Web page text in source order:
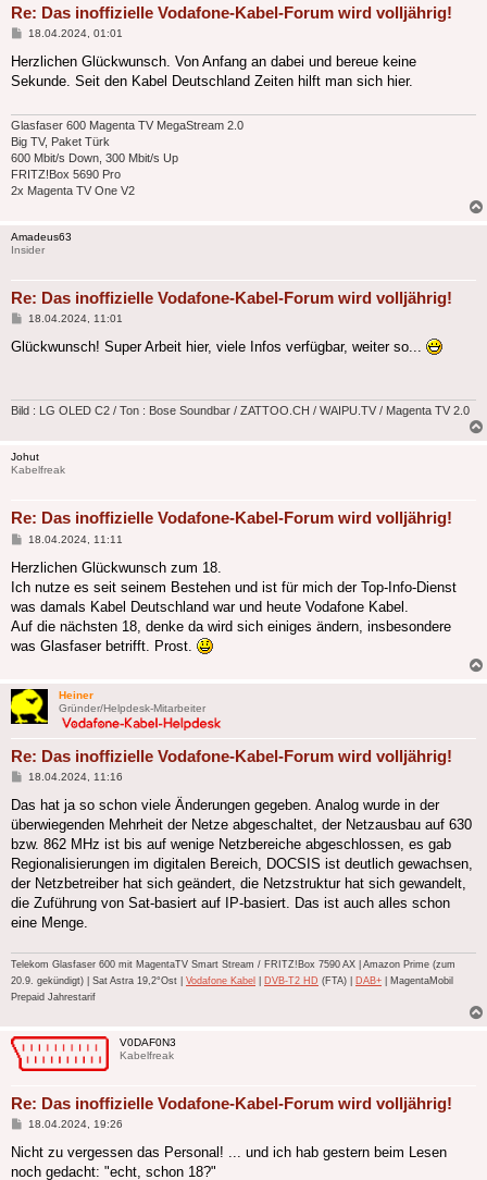
Re: Das inoffizielle Vodafone-Kabel-Forum wird volljährig!
Beitrag
18.04.2024, 01:01
Herzlichen Glückwunsch. Von Anfang an dabei und bereue keine
Sekunde. Seit den Kabel Deutschland Zeiten hilft man sich hier.
Glasfaser 600 Magenta TV MegaStream 2.0
Big TV, Paket Türk
600 Mbit/s Down, 300 Mbit/s Up
FRITZ!Box 5690 Pro
2x Magenta TV One V2
Amadeus63
Insider
Re: Das inoffizielle Vodafone-Kabel-Forum wird volljährig!
Beitrag
18.04.2024, 11:01
Glückwunsch! Super Arbeit hier, viele Infos verfügbar, weiter so...
Bild : LG OLED C2 / Ton : Bose Soundbar / ZATTOO.CH / WAIPU.TV / Magenta TV 2.0
Johut
Kabelfreak
Re: Das inoffizielle Vodafone-Kabel-Forum wird volljährig!
Beitrag
18.04.2024, 11:11
Herzlichen Glückwunsch zum 18.
Ich nutze es seit seinem Bestehen und ist für mich der Top-Info-Dienst
was damals Kabel Deutschland war und heute Vodafone Kabel.
Auf die nächsten 18, denke da wird sich einiges ändern, insbesondere
was Glasfaser betrifft. Prost.
Heiner
Gründer/Helpdesk-Mitarbeiter
Re: Das inoffizielle Vodafone-Kabel-Forum wird volljährig!
Beitrag
18.04.2024, 11:16
Das hat ja so schon viele Änderungen gegeben. Analog wurde in der
überwiegenden Mehrheit der Netze abgeschaltet, der Netzausbau auf 630
bzw. 862 MHz ist bis auf wenige Netzbereiche abgeschlossen, es gab
Regionalisierungen im digitalen Bereich, DOCSIS ist deutlich gewachsen,
der Netzbetreiber hat sich geändert, die Netzstruktur hat sich gewandelt,
die Zuführung von Sat-basiert auf IP-basiert. Das ist auch alles schon
eine Menge.
Telekom Glasfaser 600 mit MagentaTV Smart Stream / FRITZ!Box 7590 AX | Amazon Prime (zum
20.9. gekündigt) | Sat Astra 19,2°Ost | Vodafone Kabel DVB-T2 HD (FTA) | DAB+ | MagentaMobil
Prepaid Jahrestarif
V0DAF0N3
Kabelfreak
Re: Das inoffizielle Vodafone-Kabel-Forum wird volljährig!
Beitrag
18.04.2024, 19:26
Nicht zu vergessen das Personal! ... und ich hab gestern beim Lesen
noch gedacht: "echt, schon 18?"